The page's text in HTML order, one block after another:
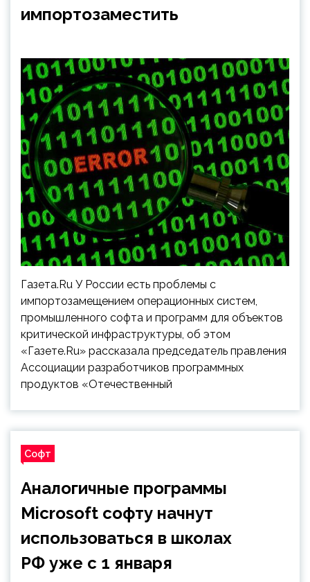
импортозаместить
Газета.Ru У России есть проблемы с
импортозамещением операционных систем,
промышленного софта и программ для объектов
критической инфраструктуры, об этом
«Газете.Ru» рассказала председатель правления
Ассоциации разработчиков программных
продуктов «Отечественный
Софт
Аналогичные программы
Microsoft софту начнут
использоваться в школах
РФ уже с 1 января